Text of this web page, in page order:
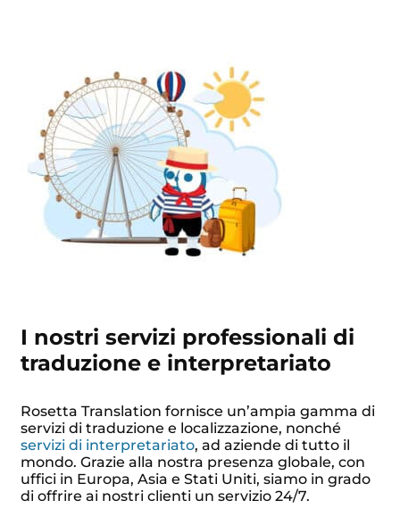
I nostri servizi professionali di
traduzione e interpretariato
Rosetta Translation fornisce un’ampia gamma di
servizi di traduzione e localizzazione, nonché
servizi di interpretariato, ad aziende di tutto il
mondo. Grazie alla nostra presenza globale, con
uffici in Europa, Asia e Stati Uniti, siamo in grado
di offrire ai nostri clienti un servizio 24/7.